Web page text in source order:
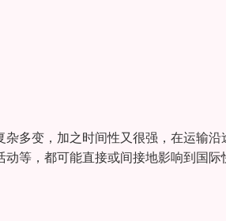
多变，加之时间性又很强，在运输沿
等，都可能直接或间接地影响到国际